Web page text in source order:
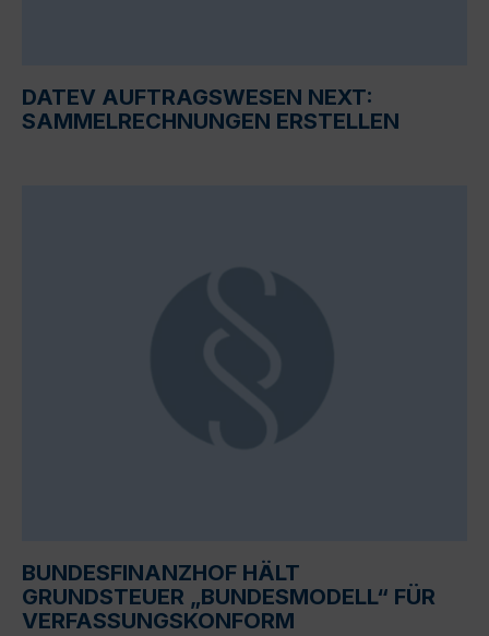
DATEV AUFTRAGSWESEN NEXT:
SAMMELRECHNUNGEN ERSTELLEN
BUNDESFINANZHOF HÄLT
GRUNDSTEUER „BUNDESMODELL“ FÜR
VERFASSUNGSKONFORM